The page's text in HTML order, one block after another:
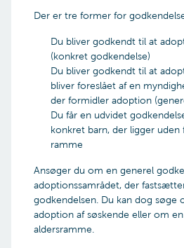
Her gennemgår du et
skal forberede dig til at
Fase 3:
Her vil vi via personlige
kan godkendes til at
Fase 4:
Her får du seks timers
Der er tre former for
Du bliver godkendt til at
(konkret godkendelse)
Du bliver godkendt til at
bliver foreslået af en
der formidler adoption
Du får en udvidet
konkret barn, der ligger uden
ramme
Ansøger du om en generel
adoptionssamrådet, der
godkendelsen. Du kan dog søge
adoption af søskende eller om
aldersramme.